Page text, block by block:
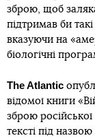
зброю, щоб
підтримав би
вказуючи на
біологічні
The Atlantic
відомої книги
зброю російської
тексті під